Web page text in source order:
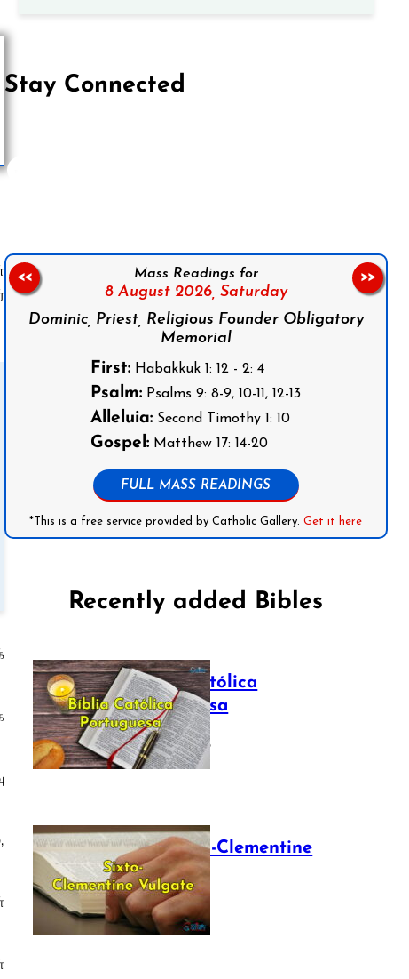
Stay Connected
Follow us on Facebook
Mass Readings for
8 August 2026, Saturday
Dominic, Priest, Religious Founder Obligatory
Memorial
First: Habakkuk 1: 12 - 2: 4
Psalm: Psalms 9: 8-9, 10-11, 12-13
Alleluia: Second Timothy 1: 10
Gospel: Matthew 17: 14-20
FULL MASS READINGS
*This is a free service provided by Catholic Gallery.Get it here
<< >>
Recently added Bibles
Bíblia Católica
Portuguesa
July 16, 2025
The Sixto-Clementine
Vulgate
July 12, 2025